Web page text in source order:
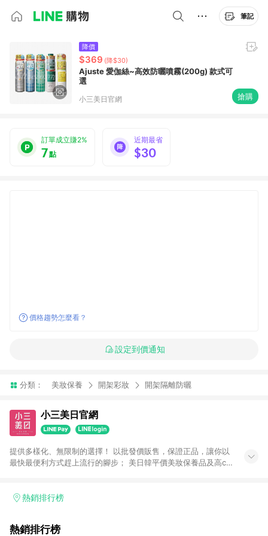
筆記
降價
$369 (降$30)
Ajuste 愛伽絲~高效防曬噴霧(200g) 款式可
選
小三美日官網 搶購
訂單成立賺2%
7點
近期最省
$30
價格趨勢怎麼看？
設定到價通知
分類： 美妝保養 開架彩妝 開架隔離防曬
小三美日官網
提供多樣化、無限制的選擇！ 以批發價販售，保證正品，讓你以
最快最便利方式趕上流行的腳步； 美日韓平價美妝保養品及高cp
天前後發送 3.使用小三美日APP下單，將無法獲得點數回饋 4.
皆不計入點數回饋，依扣除前述所有折讓金額，得最終之金額贈
熱銷排行榜
熱銷排行榜